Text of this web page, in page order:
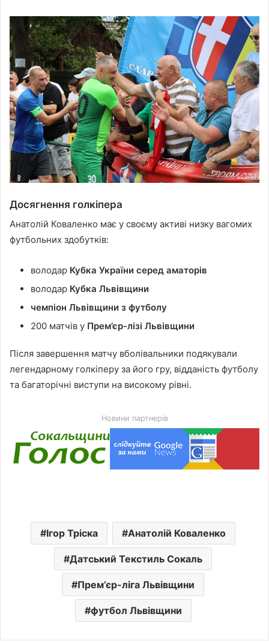
Досягнення голкіпера
Анатолій Коваленко має у своєму активі низку вагомих
футбольних здобутків:
володар Кубка України серед аматорів
володар Кубка Львівщини
чемпіон Львівщини з футболу
200 матчів у Прем’єр-лізі Львівщини
Після завершення матчу вболівальники подякували
легендарному голкіперу за його гру, відданість футболу
та багаторічні виступи на високому рівні.
Новини партнерів
Ігор Тріска Анатолій Коваленко
Датський Текстиль Сокаль
Прем’єр-ліга Львівщини
футбол Львівщини